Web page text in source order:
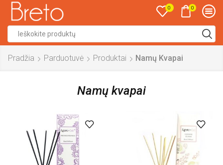
0 0
Pradžia Parduotuvė Produktai Namų Kvapai
Namų kvapai